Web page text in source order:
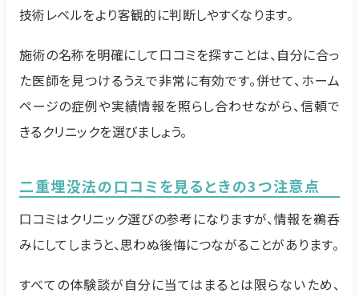
技術レベルをより客観的に判断しやすくなります。
施術の名称を明確にして口コミを探すことは、自分に合っ
た医師を見つけるうえで非常に有効です。併せて、ホーム
ページの症例や実績情報を照らし合わせながら、信頼で
きるクリニックを選びましょう。
二重埋没法の口コミを見るときの3つ注意点
口コミはクリニック選びの参考になりますが、情報を鵜呑
みにしてしまうと、思わぬ後悔につながることがあります。
すべての体験談が自分に当てはまるとは限らないため、